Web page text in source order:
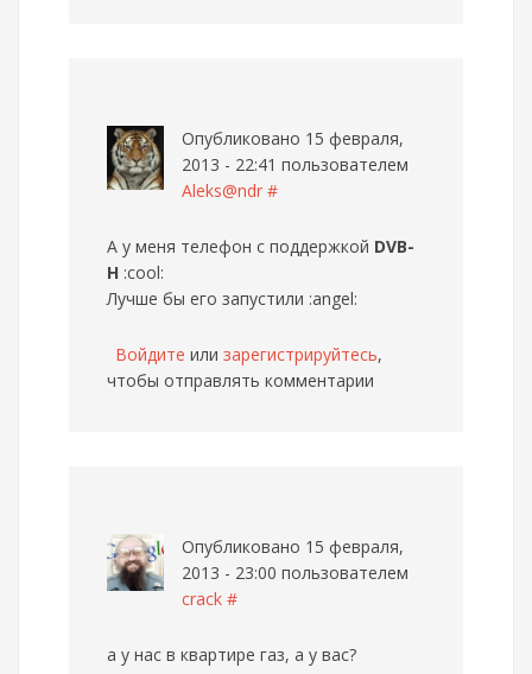
Опубликовано 15 февраля,
2013 - 22:41 пользователем
Aleks@ndr #
А у меня телефон с поддержкой DVB-
H :cool:
Лучше бы его запустили :angel:
Войдите или зарегистрируйтесь,
чтобы отправлять комментарии
Опубликовано 15 февраля,
2013 - 23:00 пользователем
crack #
а у нас в квартире газ, а у вас?